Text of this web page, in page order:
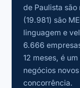
de Paulista
(19.981) são
linguagem e
6.666
12 meses, é
negócios
concorrência.